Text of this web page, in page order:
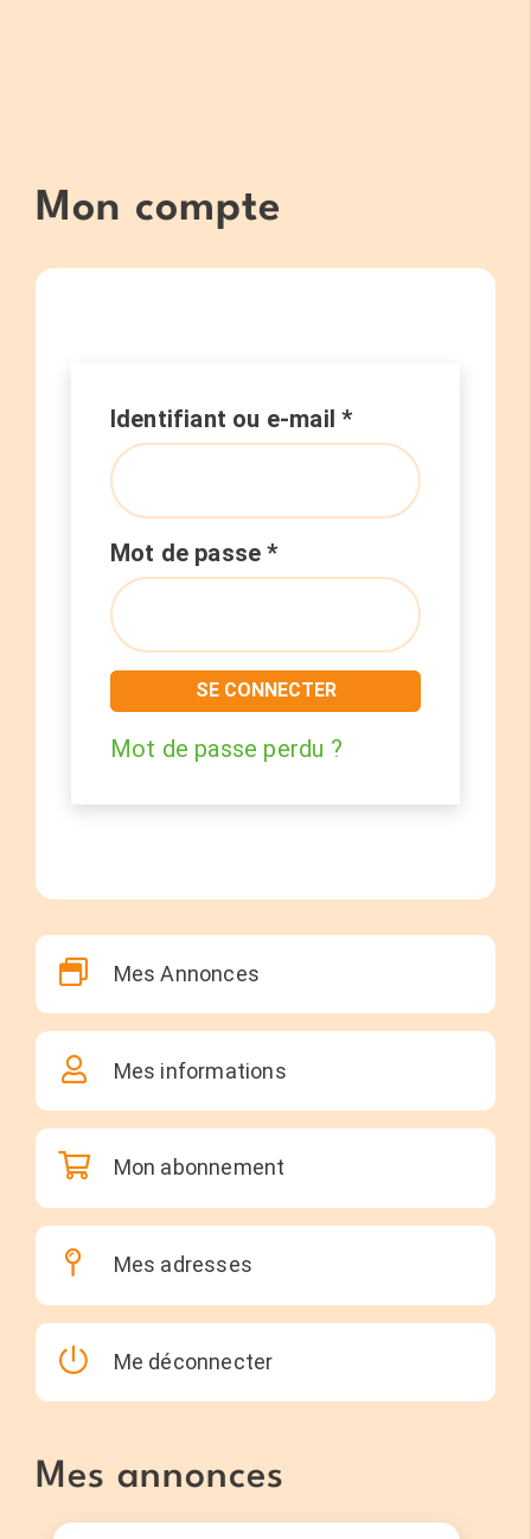
Mon compte
Mes Annonces
Mes informations
Mon abonnement
Mes adresses
Me déconnecter
Identifiant ou e-mail*Obligatoire
Mot de passe*Obligatoire
SE CONNECTER
Mot de passe perdu ?
Mes annonces